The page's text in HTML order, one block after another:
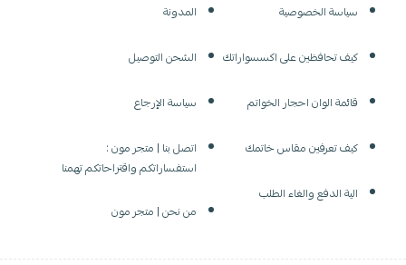
سياسة الخصوصية
كيف تحافظين على اكسسواراتك
قائمة الوان احجار الخواتم
كيف تعرفين مقاس خاتمك
الية الدفع والغاء الطلب
المدونة
الشحن التوصيل
سياسة الإرجاع
اتصل بنا | متجر مون :
استفساراتكم واقتراحاتكم تهمنا
من نحن | متجر مون